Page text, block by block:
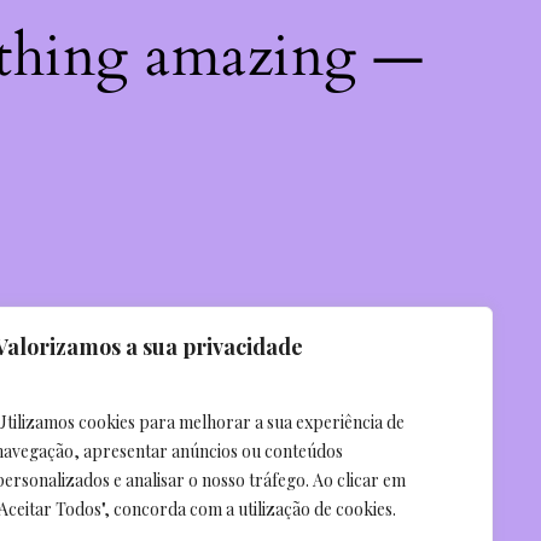
a sua privacidade
cookies para melhorar a sua experiência de
apresentar anúncios ou conteúdos
e analisar o nosso tráfego. Ao clicar em
Todos", concorda com a utilização de cookies.
amazing —